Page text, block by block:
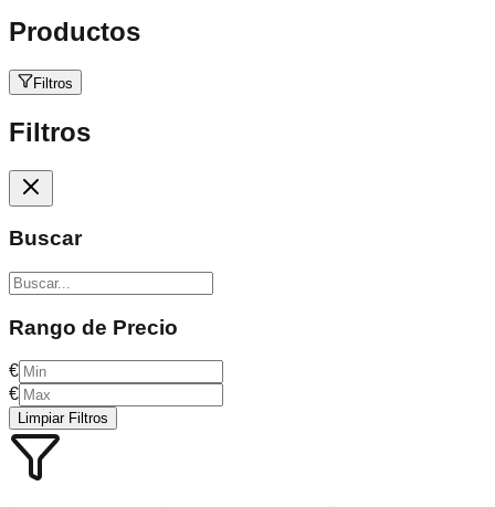
Productos
Filtros
Filtros
Buscar
Rango de Precio
€
€
Limpiar Filtros